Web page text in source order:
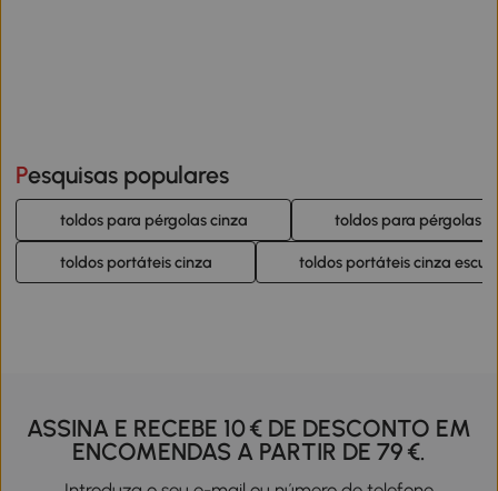
Pesquisas populares
toldos para pérgolas cinza toldos para pérgolas
toldos portáteis cinza toldos portáteis cinza
ASSINA E RECEBE 10 € DE DESCONTO EM
ENCOMENDAS A PARTIR DE 79 €.